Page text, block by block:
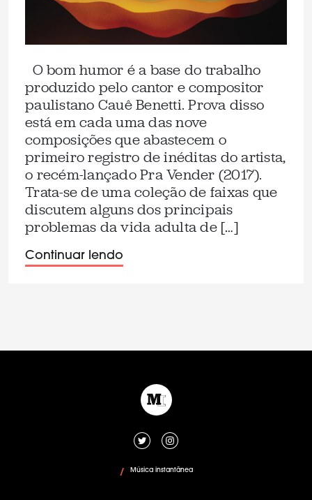
O bom humor é a base do trabalho
produzido pelo cantor e compositor
paulistano Cauê Benetti. Prova disso
está em cada uma das nove
composições que abastecem o
primeiro registro de inéditas do artista,
o recém-lançado Pra Vender (2017).
Trata-se de uma coleção de faixas que
discutem alguns dos principais
problemas da vida adulta de […]
Continuar lendo
/ Música instantânea